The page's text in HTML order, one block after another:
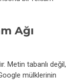
Ağı
Metin tabanlı değil,
mülklerinin